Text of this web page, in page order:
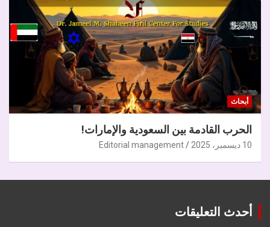
أبحاث
الحرب القادمة بين السعودية والإمارات!
10 ديسمبر، 2025 Editorial management
أحدث التعليقات